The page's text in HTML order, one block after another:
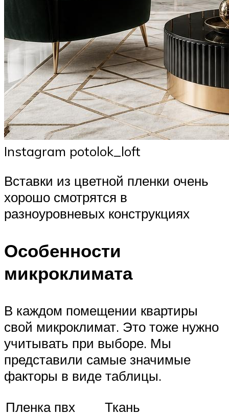
Instagram potolok_loft
Вставки из цветной пленки очень
хорошо смотрятся в
разноуровневых конструкциях
Особенности
микроклимата
В каждом помещении квартиры
свой микроклимат. Это тоже нужно
учитывать при выборе. Мы
представили самые значимые
факторы в виде таблицы.
Пленка пвх
Ткань